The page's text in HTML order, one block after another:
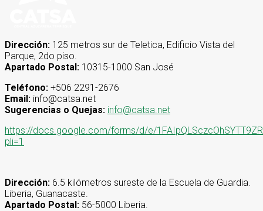
Dirección: 125 metros sur de Teletica, Edificio Vista del
Parque, 2do piso.
Apartado Postal: 10315-1000 San José
Teléfono: +506 2291-2676
Email: info@catsa.net
Sugerencias o Quejas: info@catsa.net
https://docs.google.com/forms/d/e/
pli=1
Dirección: 6.5 kilómetros sureste de la Escuela de Guardia.
Liberia, Guanacaste.
Apartado Postal: 56-5000 Liberia.